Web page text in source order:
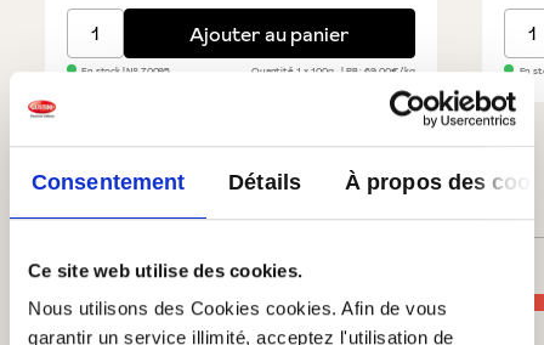
Consentement Détails À propos des
Ce site web utilise des cookies.
Nous utilisons des Cookies cookies. Afin de vous
garantir un service illimité, acceptez l'utilisation de
Panforte classique 100gAjouter au panier
En stock| №70095 Quantité1 x 100g PB : 69,00€/kg En
Parfait (4)
100%